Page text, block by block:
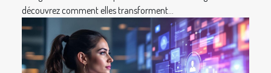
découvrez comment elles transforment...